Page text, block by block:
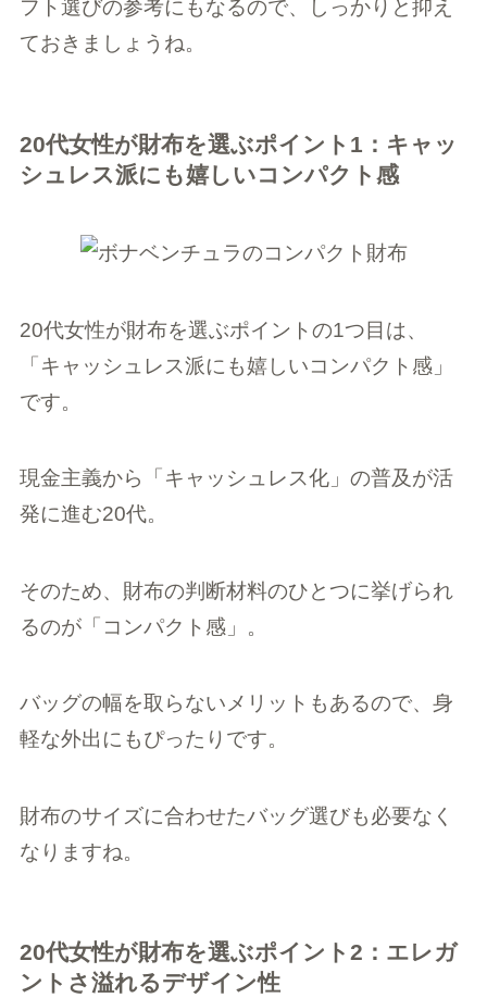
フト選びの参考にもなるので、しっかりと抑え
ておきましょうね。
20代女性が財布を選ぶポイント1：キャッ
シュレス派にも嬉しいコンパクト感
20代女性が財布を選ぶポイントの1つ目は、
「キャッシュレス派にも嬉しいコンパクト感」
です。
現金主義から「キャッシュレス化」の普及が活
発に進む20代。
そのため、財布の判断材料のひとつに挙げられ
るのが「コンパクト感」。
バッグの幅を取らないメリットもあるので、身
軽な外出にもぴったりです。
財布のサイズに合わせたバッグ選びも必要なく
なりますね。
20代女性が財布を選ぶポイント2：エレガ
ントさ溢れるデザイン性